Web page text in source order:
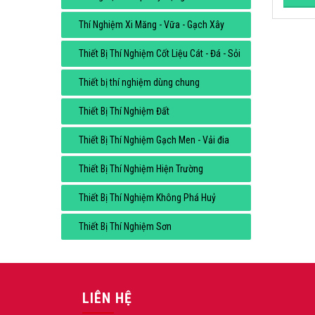
Thí Nghiệm Xi Măng - Vữa - Gạch Xây
Thiết Bị Thí Nghiệm Cốt Liệu Cát - Đá - Sỏi
Thiết bị thí nghiệm dùng chung
Thiết Bị Thí Nghiệm Đất
Thiết Bị Thí Nghiệm Gạch Men - Vải đia
Thiết Bị Thí Nghiệm Hiện Trường
Thiết Bị Thí Nghiệm Không Phá Huỷ
Thiết Bị Thí Nghiệm Sơn
LIÊN HỆ